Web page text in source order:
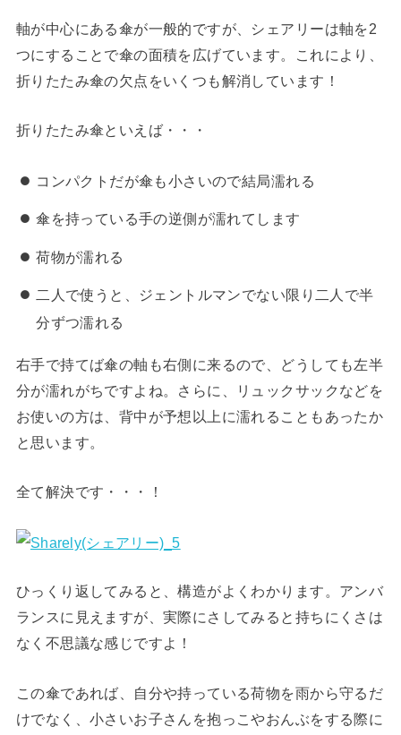
軸が中心にある傘が一般的ですが、シェアリーは軸を2
つにすることで傘の面積を広げています。これにより、
折りたたみ傘の欠点をいくつも解消しています！
折りたたみ傘といえば・・・
コンパクトだが傘も小さいので結局濡れる
傘を持っている手の逆側が濡れてします
荷物が濡れる
二人で使うと、ジェントルマンでない限り二人で半
分ずつ濡れる
右手で持てば傘の軸も右側に来るので、どうしても左半
分が濡れがちですよね。さらに、リュックサックなどを
お使いの方は、背中が予想以上に濡れることもあったか
と思います。
全て解決です・・・！
ひっくり返してみると、構造がよくわかります。アンバ
ランスに見えますが、実際にさしてみると持ちにくさは
なく不思議な感じですよ！
この傘であれば、自分や持っている荷物を雨から守るだ
けでなく、小さいお子さんを抱っこやおんぶをする際に